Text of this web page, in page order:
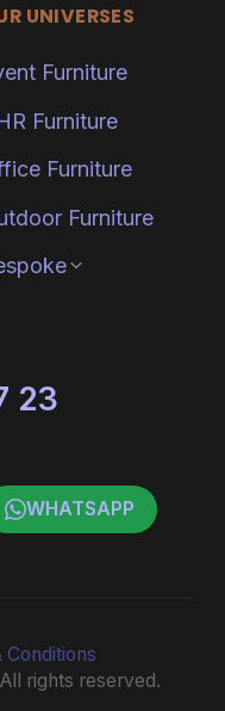
UNIVERSES
Furniture
Furniture
Furniture
Furniture
23